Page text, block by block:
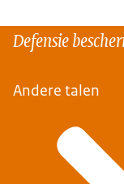
Defensie
Andere talen